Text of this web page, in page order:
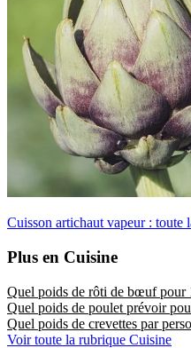
Cuisson artichaut vapeur : toute
Plus en Cuisine
Quel poids de rôti de bœuf pour
Quel poids de poulet prévoir
Quel poids de crevettes par
Voir toute la rubrique Cuisine